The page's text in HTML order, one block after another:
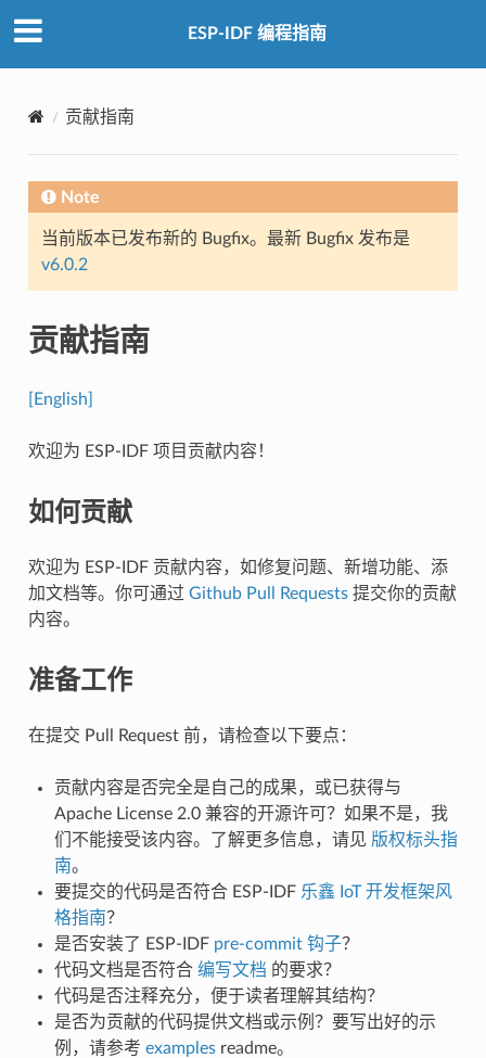
ESP-IDF 编程指南
贡献指南
Note
当前版本已发布新的 Bugfix。最新 Bugfix 发布是
v6.0.2
贡献指南
[English]
欢迎为 ESP-IDF 项目贡献内容！
如何贡献
欢迎为 ESP-IDF 贡献内容，如修复问题、新增功能、添
加文档等。你可通过 Github Pull Requests提交你的贡献
内容。
准备工作
在提交 Pull Request 前，请检查以下要点：
贡献内容是否完全是自己的成果，或已获得与
Apache License 2.0 兼容的开源许可？如果不是，我
们不能接受该内容。了解更多信息，请见 版权标头指
南。
要提交的代码是否符合 ESP-IDF 乐鑫 IoT 开发框架风
格指南？
是否安装了 ESP-IDF pre-commit 钩子？
代码文档是否符合 编写文档 的要求？
代码是否注释充分，便于读者理解其结构？
是否为贡献的代码提供文档或示例？要写出好的示
例，请参考 examplesreadme。